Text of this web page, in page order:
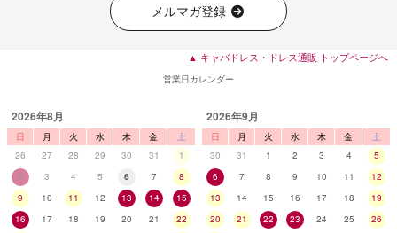
メルマガ登録
▲ キャバドレス・ドレス通販 トップページへ
営業日カレンダー
2026年8月
日 月 火 水 木 金
土
26
27 28 29 30 31
1
2
3 4 5 6 7
8
9
10 11 12 13 14
15
16
17 18 19 20 21
22
2026年9月
日 月 火 水 木 金
土
30
31 1 2 3 4
5
6
7 8 9 10 11
12
13
14 15 16 17 18
19
20
21 22 23 24 25
26